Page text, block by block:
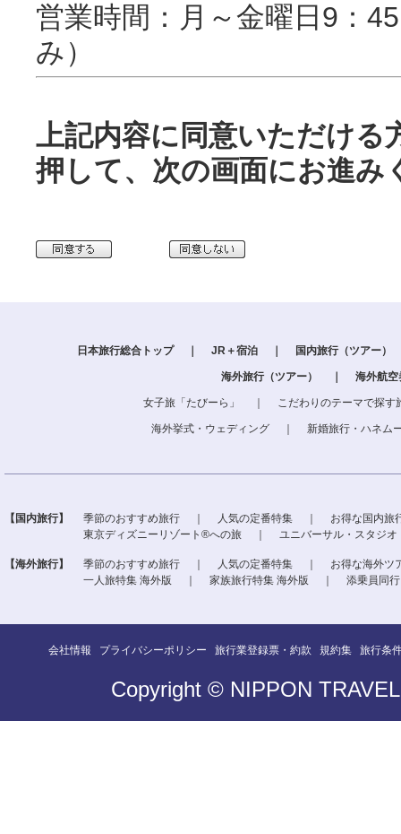
営業時間：月～金曜日9：
み）
上記内容に同意いただける
押して、次の画面にお進み
日本旅行総合トップ JR＋宿泊 国内旅行（ツアー）
海外旅行（ツアー） 海外航空
女子旅「たびーら」 こだわりのテーマで探す
海外挙式・ウェディング 新婚旅行・ハネム
【国内旅行】 季節のおすすめ旅行 人気の定番特集
お得な国内旅
東京ディズニーリゾート®への旅
ユニバーサル・スタジ
【海外旅行】 季節のおすすめ旅行 人気の定番特集
お得な海外ツ
一人旅特集 海外版
家族旅行特集 海外版 添乗員同
会社情報 プライバシーポリシー 旅行業登録票・約款 規約集 旅行条
Copyright © NIPPON